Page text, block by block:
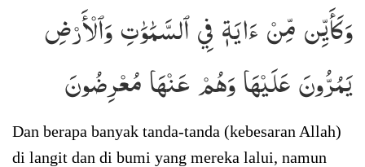
وَكَأَيِّن مِّنۡ ءَايَةٖ فِي ٱلسَّمَٰوَٰتِ وَٱلۡأَرۡضِ
يَمُرُّونَ عَلَيۡهَا وَهُمۡ عَنۡهَا مُعۡرِضُونَ
Dan berapa banyak tanda-tanda (kebesaran Allah)
di langit dan di bumi yang mereka lalui, namun